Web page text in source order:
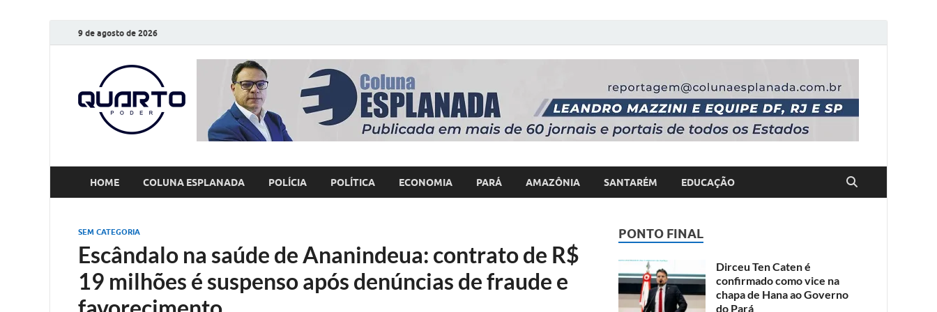
9 de agosto de 2026
O Quarto Poder
Notícias todos os dias
HOME COLUNA ESPLANADA POLÍCIA POLÍTICA ECONOMIA PARÁ AMAZÔNIA SANTARÉM EDUCAÇÃO
SEM CATEGORIA
Escândalo na saúde de Ananindeua: contrato de R$
19 milhões é suspenso após denúncias de fraude e
PONTO FINAL
Dirceu Ten Caten é
confirmado como vice na
chapa de Hana ao Governo
do Pará